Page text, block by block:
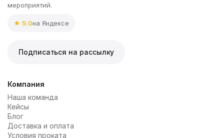
мероприятий.
★ 5.0на Яндексе
Подписаться на рассылку
Компания
Наша команда
Кейсы
Блог
Доставка и оплата
Условия проката